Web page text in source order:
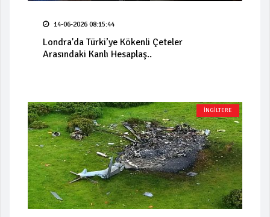
14-06-2026 08:15:44
Londra'da Türki’ye Kökenli Çeteler
Arasındaki Kanlı Hesaplaş..
İNGİLTERE